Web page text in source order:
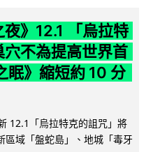
夜》12.1 「烏拉特
不為提高世界首
眠》縮短約 10 分
12.1「烏拉特克的詛咒」將
區域「盤蛇島」、地城「毒牙